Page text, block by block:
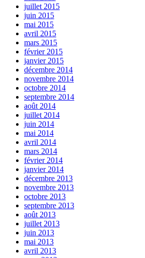
juillet 2015
juin 2015
mai 2015
avril 2015
mars 2015
février 2015
janvier 2015
décembre 2014
novembre 2014
octobre 2014
septembre 2014
août 2014
juillet 2014
juin 2014
mai 2014
avril 2014
mars 2014
février 2014
janvier 2014
décembre 2013
novembre 2013
octobre 2013
septembre 2013
août 2013
juillet 2013
juin 2013
mai 2013
avril 2013